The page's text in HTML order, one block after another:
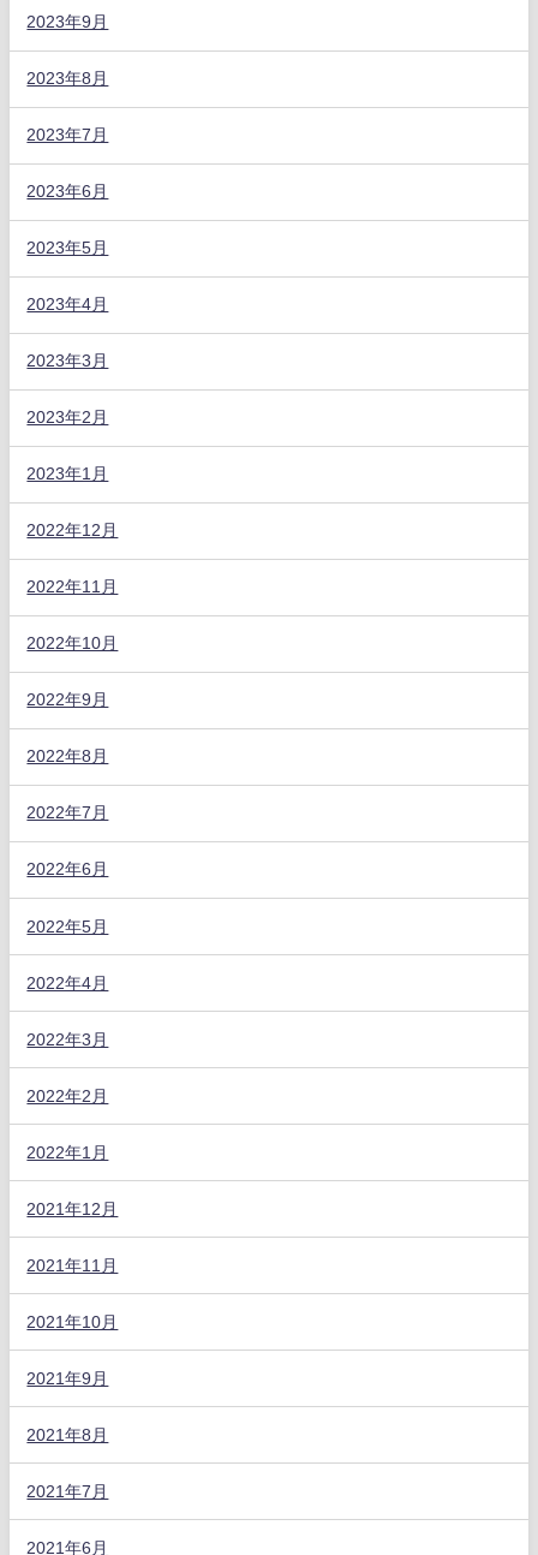
2023年9月
2023年8月
2023年7月
2023年6月
2023年5月
2023年4月
2023年3月
2023年2月
2023年1月
2022年12月
2022年11月
2022年10月
2022年9月
2022年8月
2022年7月
2022年6月
2022年5月
2022年4月
2022年3月
2022年2月
2022年1月
2021年12月
2021年11月
2021年10月
2021年9月
2021年8月
2021年7月
2021年6月